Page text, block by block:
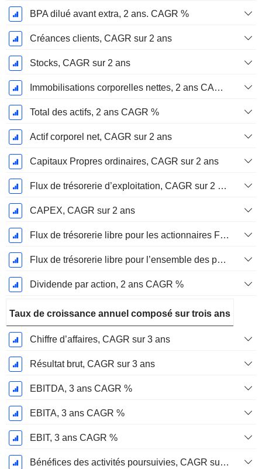
BPA dilué avant extra, 2 ans. CAGR %
Créances clients, CAGR sur 2 ans
Stocks, CAGR sur 2 ans
Immobilisations corporelles nettes, 2 ans CAGR %
Total des actifs, 2 ans CAGR %
Actif corporel net, CAGR sur 2 ans
Capitaux Propres ordinaires, CAGR sur 2 ans
Flux de trésorerie d’exploitation, CAGR sur 2 ans
CAPEX, CAGR sur 2 ans
Flux de trésorerie libre pour les actionnaires FCFE, CAGR sur 2 ans
Flux de trésorerie libre pour l’ensemble des pourvoyeurs de fonds (créanciers et actionnaires) FCFF, CAGR sur 2 ans
Dividende par action, 2 ans CAGR %
Taux de croissance annuel composé sur trois ans
Chiffre d’affaires, CAGR sur 3 ans
Résultat brut, CAGR sur 3 ans
EBITDA, 3 ans CAGR %
EBITA, 3 ans CAGR %
EBIT, 3 ans CAGR %
Bénéfices des activités poursuivies, CAGR sur 3 ans